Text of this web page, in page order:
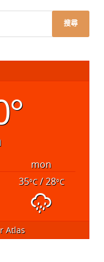
mon
35°C/ 28°C
Atlas